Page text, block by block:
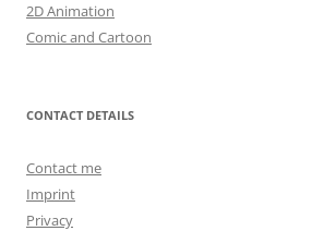
2D Animation
Comic and Cartoon
CONTACT DETAILS
Contact me
Imprint
Privacy